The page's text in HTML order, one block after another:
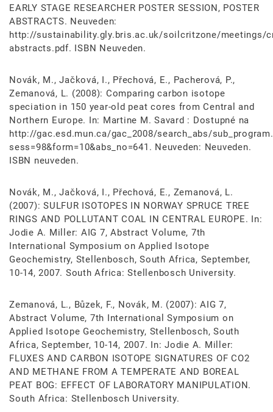
EARLY STAGE RESEARCHER POSTER SESSION, POSTER
ABSTRACTS. Neuveden:
http://sustainability.gly.bris.ac.uk/soilcritzone/meetings/
abstracts.pdf. ISBN Neuveden.
Novák, M., Jačková, I., Přechová, E., Pacherová, P.,
Zemanová, L. (2008): Comparing carbon isotope
speciation in 150 year-old peat cores from Central and
Northern Europe. In: Martine M. Savard : Dostupné na
http://gac.esd.mun.ca/gac_2008/search_abs/
sess=98&form=10&abs_no=641. Neuveden: Neuveden.
ISBN neuveden.
Novák, M., Jačková, I., Přechová, E., Zemanová, L.
(2007): SULFUR ISOTOPES IN NORWAY SPRUCE TREE
RINGS AND POLLUTANT COAL IN CENTRAL EUROPE. In:
Jodie A. Miller: AIG 7, Abstract Volume, 7th
International Symposium on Applied Isotope
Geochemistry, Stellenbosch, South Africa, September,
10-14, 2007. South Africa: Stellenbosch University.
Zemanová, L., Bůzek, F., Novák, M. (2007): AIG 7,
Abstract Volume, 7th International Symposium on
Applied Isotope Geochemistry, Stellenbosch, South
Africa, September, 10-14, 2007. In: Jodie A. Miller:
FLUXES AND CARBON ISOTOPE SIGNATURES OF CO2
AND METHANE FROM A TEMPERATE AND BOREAL
PEAT BOG: EFFECT OF LABORATORY MANIPULATION.
South Africa: Stellenbosch University.